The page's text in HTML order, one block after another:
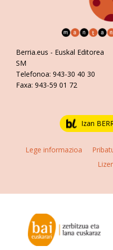
Berria.eus - Euskal Editorea
SM
Telefonoa: 943-30 40 30
Faxa: 943-59 01 72
Izan
Lege informazioa